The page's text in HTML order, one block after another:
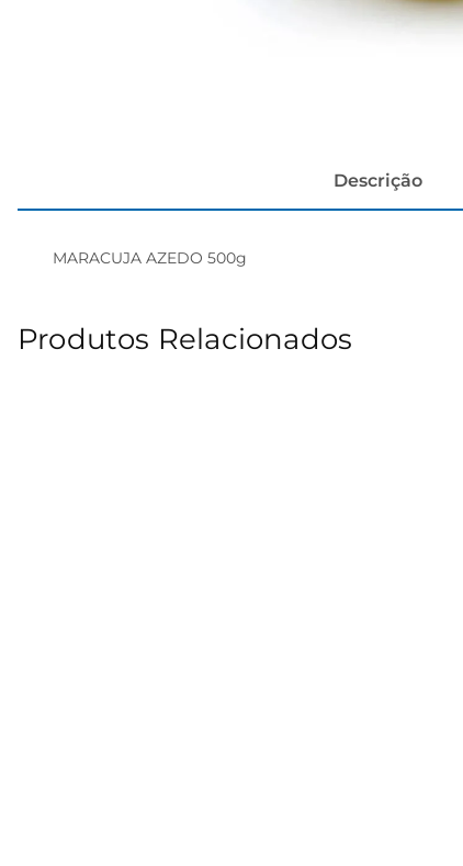
Descrição
MARACUJA AZEDO 500g
Produtos Relacionados